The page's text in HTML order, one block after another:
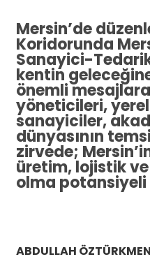
Mersin’de
Koridorunda
Sanayici-
kentin
önemli
yöneticileri,
sanayiciler,
dünyasının
zirvede;
üretim, lojistik
olma potansiyeli
ABDULLAH ÖZTÜRKMEN